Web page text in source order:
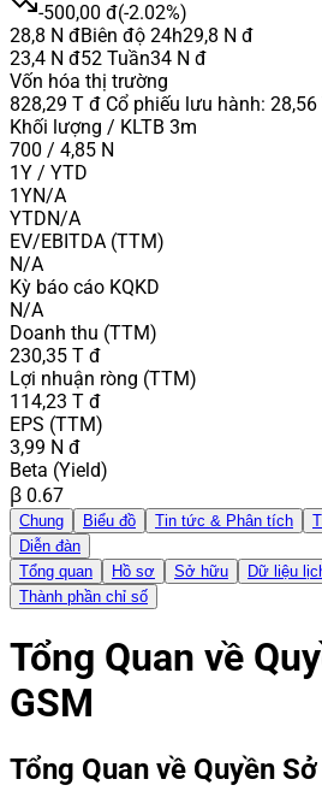
-500,00 đ(-2.02%)
28,8 N đBiên độ 24h29,8 N đ
23,4 N đ52 Tuần34 N đ
Vốn hóa thị trường
828,29 T đ Cổ phiếu lưu hành: 28,56
Khối lượng / KLTB 3m
700 / 4,85 N
1Y / YTD
1YN/A
YTDN/A
EV/EBITDA (TTM)
N/A
Kỳ báo cáo KQKD
N/A
Doanh thu (TTM)
230,35 T đ
Lợi nhuận ròng (TTM)
114,23 T đ
EPS (TTM)
3,99 N đ
Beta (Yield)
β 0.67
Chung Biểu đồ Tin tức & Phân tích
Diễn đàn
Tổng quan
Hồ sơ Sở hữu Dữ liệu
Thành phần chỉ số
Tổng Quan về
GSM
Tổng Quan về Quyền